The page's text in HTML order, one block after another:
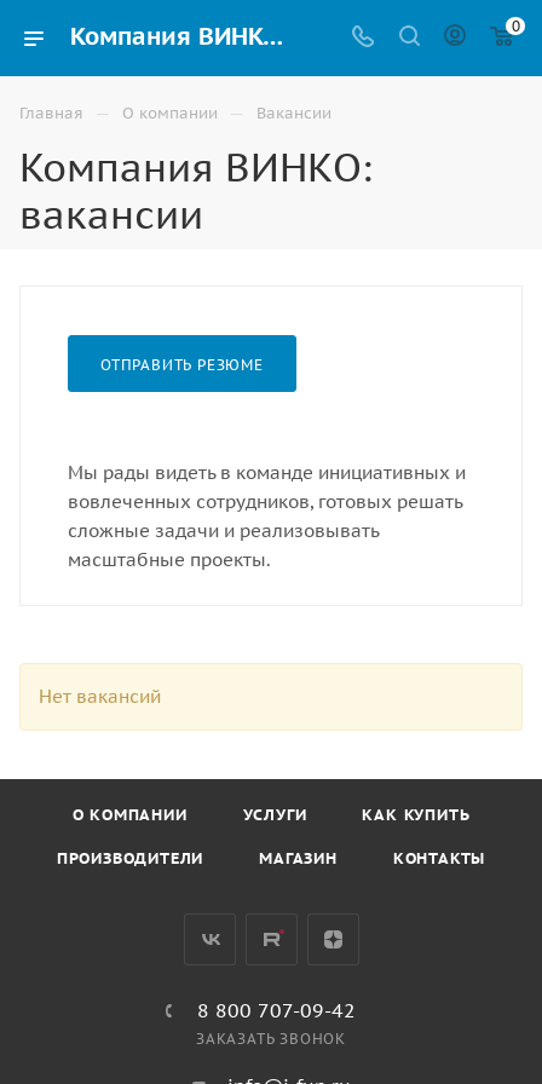
Компания ВИНКО: вакансии 0
Главная — О компании — Вакансии
Компания ВИНКО:
вакансии
ОТПРАВИТЬ РЕЗЮМЕ
Мы рады видеть в команде инициативных и
вовлеченных сотрудников, готовых решать
сложные задачи и реализовывать
масштабные проекты.
Нет вакансий
О КОМПАНИИ УСЛУГИ КАК КУПИТЬ
ПРОИЗВОДИТЕЛИ МАГАЗИН КОНТАКТЫ
8 800 707-09-42
ЗАКАЗАТЬ ЗВОНОК